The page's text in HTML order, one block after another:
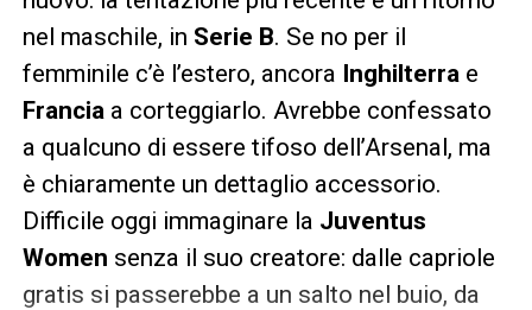
nel maschile, in Serie B. Se no per il
femminile c’è l’estero, ancora Inghilterra e
Francia a corteggiarlo. Avrebbe confessato
a qualcuno di essere tifoso dell’Arsenal, ma
è chiaramente un dettaglio accessorio.
Difficile oggi immaginare la Juventus
Women senza il suo creatore: dalle capriole
gratis si passerebbe a un salto nel buio, da